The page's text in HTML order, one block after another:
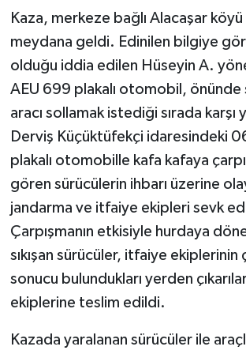
Kaza, merkeze bağlı Alacaşar
meydana geldi. Edinilen bilgiye
olduğu iddia edilen Hüseyin A.
AEU 699 plakalı otomobil, önünde
aracı sollamak istediği sırada karşı
Derviş Küçüktüfekçi idaresindeki
plakalı otomobille kafa kafaya
gören sürücülerin ihbarı üzerine
jandarma ve itfaiye ekipleri sevk
Çarpışmanın etkisiyle hurdaya
sıkışan sürücüler, itfaiye ekiplerinin
sonucu bulundukları yerden
ekiplerine teslim edildi.
Kazada yaralanan sürücüler ile